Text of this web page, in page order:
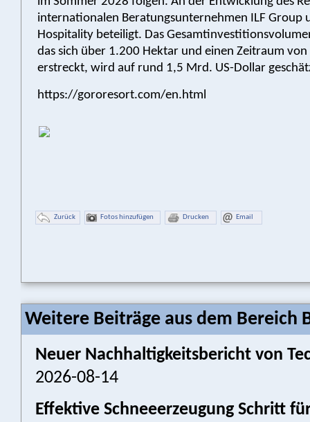
internationalen Beratungsunternehmen ILF Group
Hospitality beteiligt. Das
das sich über 1.200 Hektar und einen Zeitraum von
erstreckt, wird auf rund 1,5 Mrd. US-Dollar
https://gororesort.com/en.html
Zurück Fotos hinzufügen Drucken Email
Weitere Beiträge aus dem Bereich
Neuer Nachhaltigkeitsbericht von
2026-08-14
Effektive Schneeerzeugung Schritt